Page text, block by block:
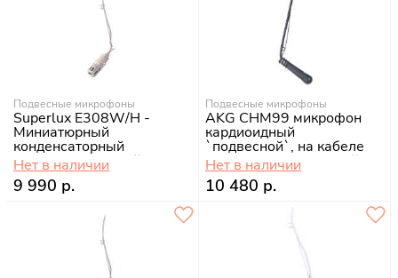
Подвесные микрофоны
Superlux E308W/H -
Миниатюрный
конденсаторный
суперкардиоидный
микрофон
Нет в наличии
9 990 р.
Подвесные микрофоны
AKG CHM99 микрофон
кардиоидный
`подвесной`, на кабеле
10м, XLR, цвет черный
Нет в наличии
10 480 р.